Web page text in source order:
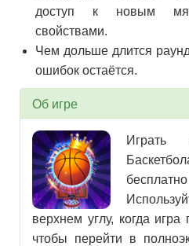
доступ к новым
свойствами.
Чем дольше длится
ошибок остаётся.
Об игре
верхнем углу, когда игра
чтобы перейти в